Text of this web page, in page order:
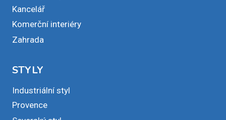
Kancelář
Komerční interiéry
Zahrada
STYLY
Industriální styl
Provence